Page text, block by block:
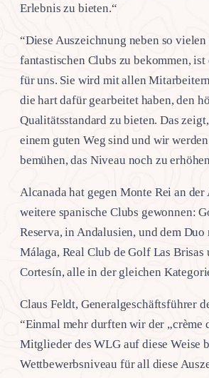
Erlebnis zu bieten.“
“Diese Auszeichnung neben so vielen
fantastischen Clubs zu bekommen, ist
für uns. Sie wird mit allen
die hart dafür gearbeitet haben, den
Qualitätsstandard zu bieten. Das
einem guten Weg sind und wir
bemühen, das Niveau noch zu
Alcanada hat gegen Monte Rei an
weitere spanische Clubs gewonnen:
Reserva, in Andalusien, und dem
Málaga, Real Club de Golf Las Brisas
Cortesín, alle in der gleichen
Claus Feldt, Generalgeschäftsführer
“Einmal mehr durften wir der „crème
Mitglieder des WLG auf diese Weise
Wettbewerbsniveau für all diese